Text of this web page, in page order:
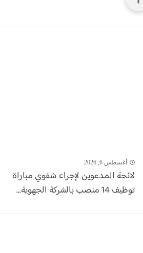
أغسطس 6, 2026
لائحة المدعوين لإجراء شفوي مباراة
توظيف 14 منصب بالشركة الجهوية...